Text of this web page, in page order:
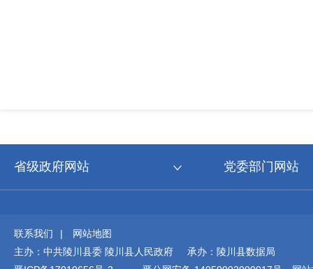
省级政府网站 党委部门网站
联系我们 |
网站地图
主办：中共陵川县委 陵川县人民政府 承办：陵川县数据局